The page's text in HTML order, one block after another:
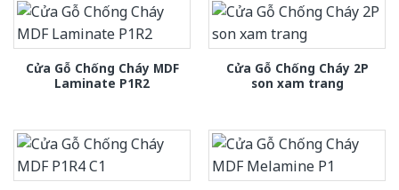
Cửa Gỗ Chống Cháy MDF
Laminate P1R2
Cửa Gỗ Chống Cháy 2P
son xam trang